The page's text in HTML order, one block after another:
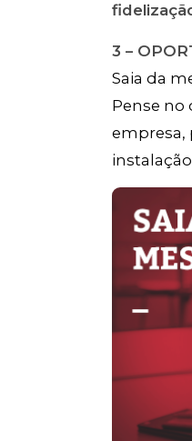
3 –
Saia da
Pense no
empresa,